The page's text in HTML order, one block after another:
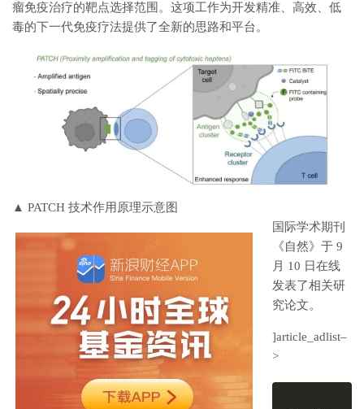
瘤免疫治疗的靶点选择范围。 这项工作为开发精准、高效、低
毒的下一代免疫疗法提供了全新的思路和平台。
▲ PATCH 技术作用原理示意图
国际学术期刊
《自然》于 9
月 10 日在线
发表了相关研
究论文。
]article_adlist–
>